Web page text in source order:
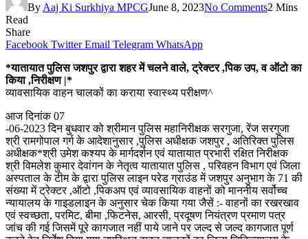
By Aaj Ki Surkhiya MPCGJune 8, 2023No Comments2 Mins
Read
Share
Facebook Twitter Email Telegram WhatsApp
*यातायात पुलिस जशपुर द्वारा शहर में चलने वाले, ट्रेक्टर ,पिक उप, व ऑटो का
किया ,निरीक्षण |*
व्यावसायिक वाहन चालकों का कराया स्वास्थ्य परीक्षण^
आज दिनांक 07
-06-2023 दिन बुधवार को श्रीमान पुलिस महानिरीक्षक सरगुजा, रेंज सरगुजा
श्री रामगोपाल गर्ग के आदेशानुसार ,पुलिस अधीक्षक जशपुर , अतिरिक्त पुलिस
अधीक्षक*श्री उमेश कश्यप के मार्गदर्शन एवं यातायात प्रभारी रक्षित निरीक्षक
श्री विमलेश कुमार देवांगन के नेतृत्व यातायात पुलिस , परिवहन विभाग एवं जिला
अस्पताल के टीम के द्वारा पुलिस लाइन परेड ग्राउंड में जशपुर अनुभाग के 71 की
संख्या में ट्रेक्टर ,ऑटो ,पिकअप एवं व्यावसायिक वाहनों को माननीय सर्वोच्च
न्यायालय के गाइडलाइन के अनुसार चेक किया गया जैसें :- वाहनों का रखरखाव
एवं स्वच्छता, परमिट, बीमा ,फिटनेस, आरसी, प्रदूषण नियंत्रण प्रमाण पत्र
जांच की गई जिसमें पूरे कागजात नहीं पाये जाने पर जल्द से जल्द कागजात पूर्ण